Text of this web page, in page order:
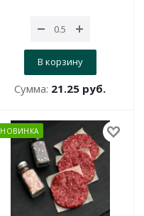
В корзину
Сумма: 21.25 руб.
НОВИНКА